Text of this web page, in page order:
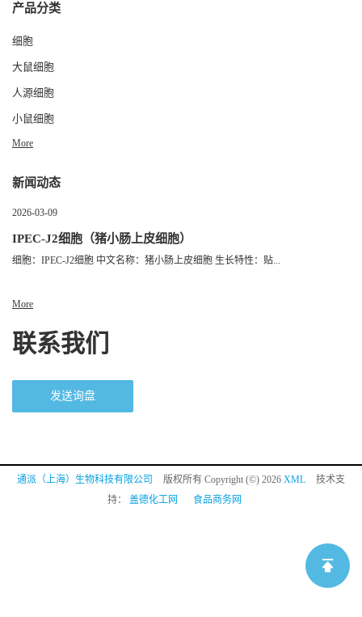
产品分类
细胞
大鼠细胞
人源细胞
小鼠细胞
More
新闻动态
2026-03-09
IPEC-J2细胞（猪小肠上皮细胞）
细胞：IPEC-J2细胞 中文名称：猪小肠上皮细胞 生长特性：贴...
More
联系我们
发送询盘
通派（上海）生物科技有限公司 版权所有 Copyright (©) 2026 XML
技术支
持： 盖德化工网 食品商务网